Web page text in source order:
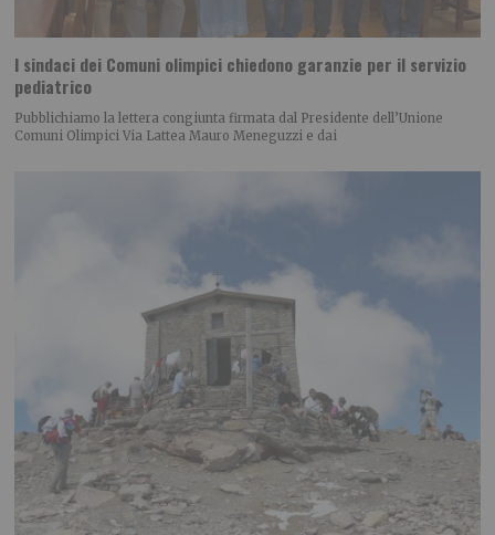
I sindaci dei Comuni olimpici chiedono garanzie per il servizio
pediatrico
Pubblichiamo la lettera congiunta firmata dal Presidente dell’Unione
Comuni Olimpici Via Lattea Mauro Meneguzzi e dai